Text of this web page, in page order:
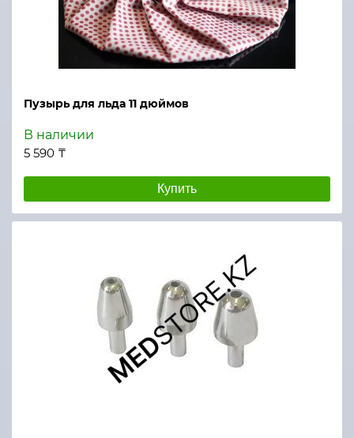
Пузырь для льда 11 дюймов
В наличии
5 590 ₸
Купить